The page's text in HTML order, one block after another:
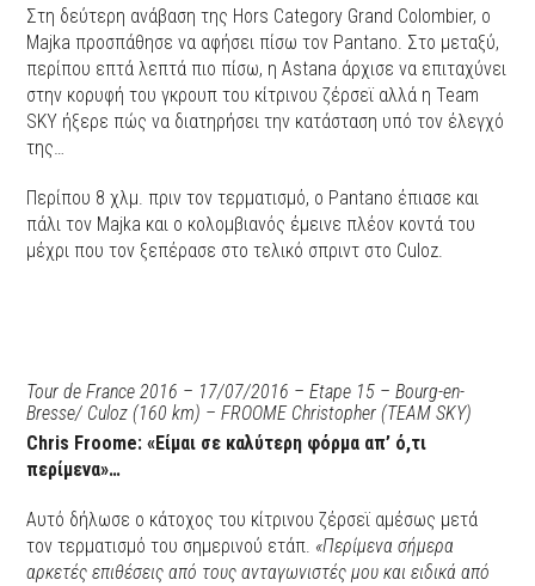
Στη δεύτερη ανάβαση της Hors Category Grand Colombier, ο
Majka προσπάθησε να αφήσει πίσω τον Pantano. Στο μεταξύ,
περίπου επτά λεπτά πιο πίσω, η Astana άρχισε να επιταχύνει
στην κορυφή του γκρουπ του κίτρινου ζέρσεϊ αλλά η Team
SKY ήξερε πώς να διατηρήσει την κατάσταση υπό τον έλεγχό
της…
Περίπου 8 χλμ. πριν τον τερματισμό, ο Pantano έπιασε και
πάλι τον Majka και ο κολομβιανός έμεινε πλέον κοντά του
μέχρι που τον ξεπέρασε στο τελικό σπριντ στο Culoz.
Tour de France 2016 – 17/07/2016 – Etape 15 – Bourg-en-
Bresse/ Culoz (160 km) – FROOME Christopher (TEAM SKY)
Chris Froome: «Είμαι σε καλύτερη φόρμα απ’ ό,τι
περίμενα»…
Αυτό δήλωσε ο κάτοχος του κίτρινου ζέρσεϊ αμέσως μετά
τον τερματισμό του σημερινού ετάπ. «Περίμενα σήμερα
αρκετές επιθέσεις από τους ανταγωνιστές μου και ειδικά από